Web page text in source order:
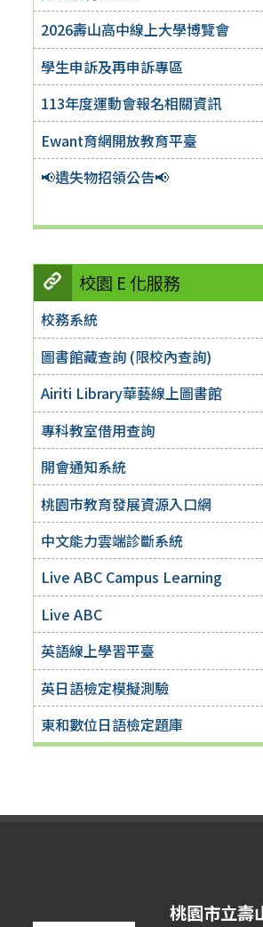
2026壽山高中線上大學博覽會
學生申訴及再申訴專區
113年度運動會報名相關資訊
Ewant育網開放教育平臺
📢遺失物招領公告📢
校園 E 化服務
校務系統
圖書館藏查詢 (限校內查詢)
Airiti Library華藝線上圖書館
專科教室借用查詢
開會通知系統
桃園市教育發展資源入口網
中文能力雲端診斷系統
Live ABC Campus Learning
Live ABC
英語線上學習平臺
英日語檢定模擬測驗
東和數位日語檢定題庫
桃園市立壽